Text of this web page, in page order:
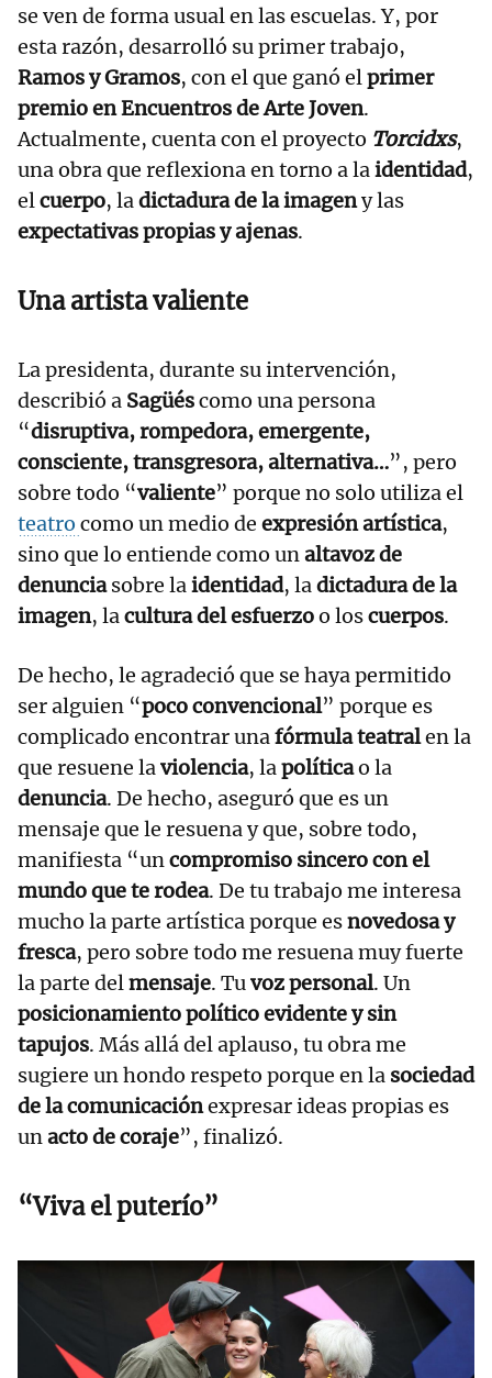
se ven de forma usual en las escuelas. Y, por
esta razón, desarrolló su primer trabajo,
Ramos y Gramos, con el que ganó elprimer
premio en Encuentros de Arte Joven.
Actualmente, cuenta con el proyecto Torcidxs,
una obra que reflexiona en torno a laidentidad,
elcuerpo, ladictadura de la imageny las
expectativas propias y ajenas.
Una artista valiente
La presidenta, durante su intervención,
describió a Sagüéscomo una persona
“disruptiva, rompedora, emergente,
consciente, transgresora, alternativa…”, pero
sobre todo “valiente” porque no solo utiliza el
teatro como un medio de expresión artística,
sino que lo entiende como unaltavoz de
denunciasobre laidentidad, ladictadura de la
imagen, lacultura del esfuerzoo loscuerpos.
De hecho, le agradeció que se haya permitido
ser alguien “poco convencional” porque es
complicado encontrar unafórmula teatralen la
que resuene laviolencia, lapolíticao la
denuncia. De hecho, aseguró que es un
mensaje que le resuena y que, sobre todo,
manifiesta “uncompromiso sincero con el
mundo que te rodea. De tu trabajo me interesa
mucho la parte artística porque esnovedosa y
fresca, pero sobre todo me resuena muy fuerte
la parte delmensaje. Tuvoz personal. Un
posicionamiento político evidente y sin
tapujos. Más allá del aplauso, tu obra me
sugiere un hondo respeto porque en la sociedad
de la comunicaciónexpresar ideas propias es
unacto de coraje”, finalizó.
“Viva el puterío”